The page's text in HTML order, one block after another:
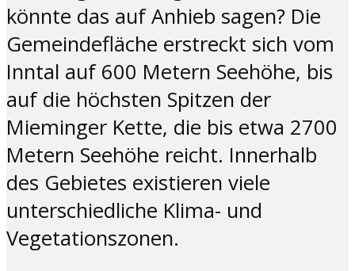
könnte das auf Anhieb sagen? Die
Gemeindefläche erstreckt sich vom
Inntal auf 600 Metern Seehöhe, bis
auf die höchsten Spitzen der
Mieminger Kette, die bis etwa 2700
Metern Seehöhe reicht. Innerhalb
des Gebietes existieren viele
unterschiedliche Klima- und
Vegetationszonen.